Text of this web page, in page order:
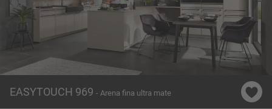
EASYTOUCH 969 - Arena fina ultra mate